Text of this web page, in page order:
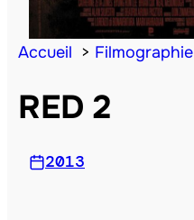
Accueil Filmographie
RED 2
2013